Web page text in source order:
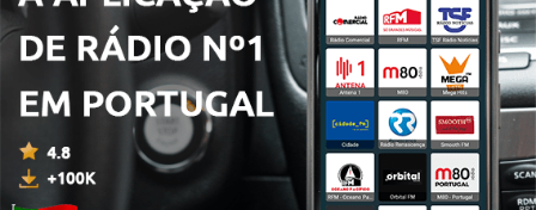
31 jul. 2026
770 -
Filipa Almeida Mendes, Sérgio Alves, Ricardo
24 jul. 2026
769 - David Erlich, Pedro Miguel Ribeiro, Gonçalo
Breda Marques